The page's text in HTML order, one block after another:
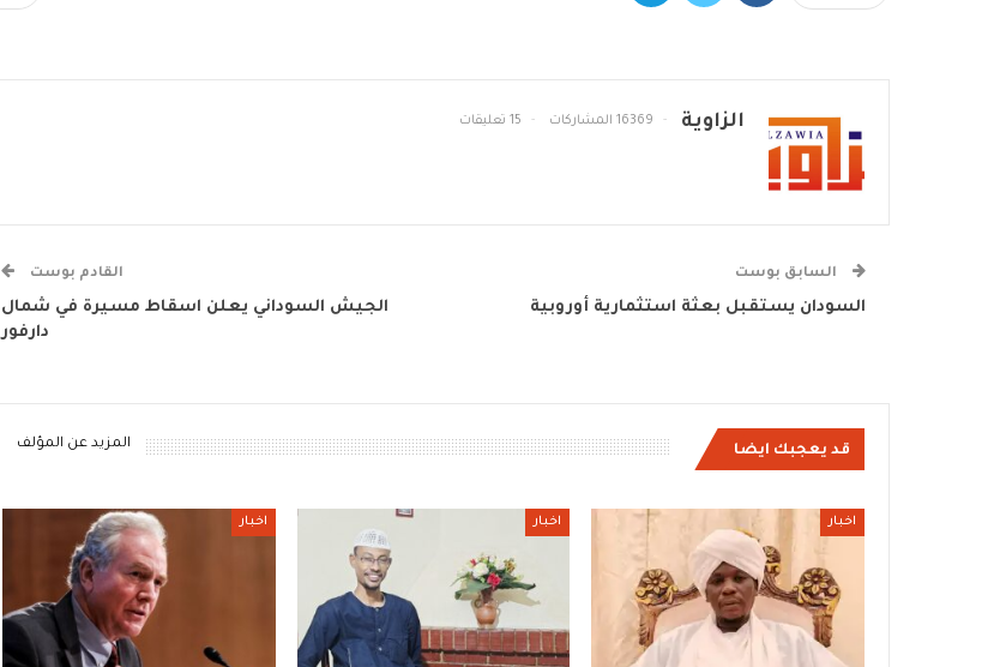
الزاوية 16369 المشاركات 15 تعليقات
السابق بوست
السودان يستقبل بعثة استثمارية أوروبية
القادم بوست
الجيش السوداني يعلن اسقاط مسيرة في شمال
دارفور
قد يعجبك ايضا المزيد عن المؤلف
اخبار اخبار اخبار